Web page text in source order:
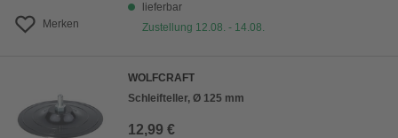
Merken
lieferbar
Zustellung 12.08. - 14.08.
WOLFCRAFT
Schleifteller, Ø 125 mm
12,99 €